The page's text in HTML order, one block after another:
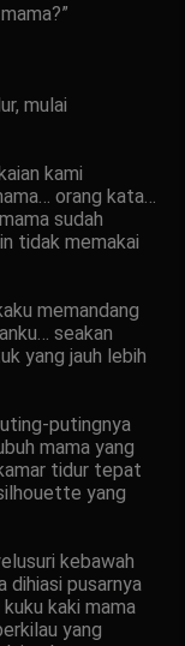
mulai
kami
orang kata…
sudah
tidak memakai
memandang
seakan
yang jauh lebih
putingnya
mama yang
tidur tepat
yang
kebawah
dihiasi pusarnya
kaki mama
yang